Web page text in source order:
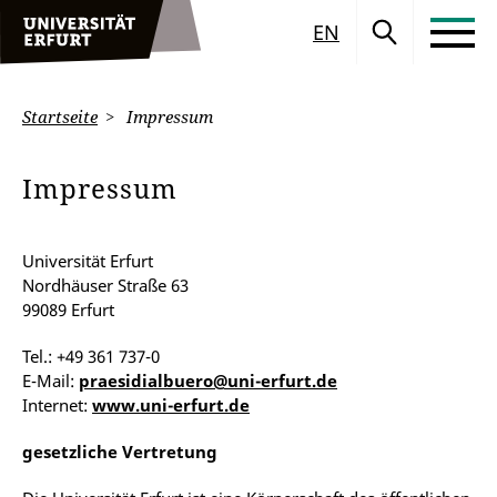
EN
Startseite Impressum
Impressum
Universität Erfurt
Nordhäuser Straße 63
99089 Erfurt
Tel.: +49 361 737-0
E-Mail: praesidialbuero@uni-erfurt.de
Internet: www.uni-erfurt.de
gesetzliche Vertretung